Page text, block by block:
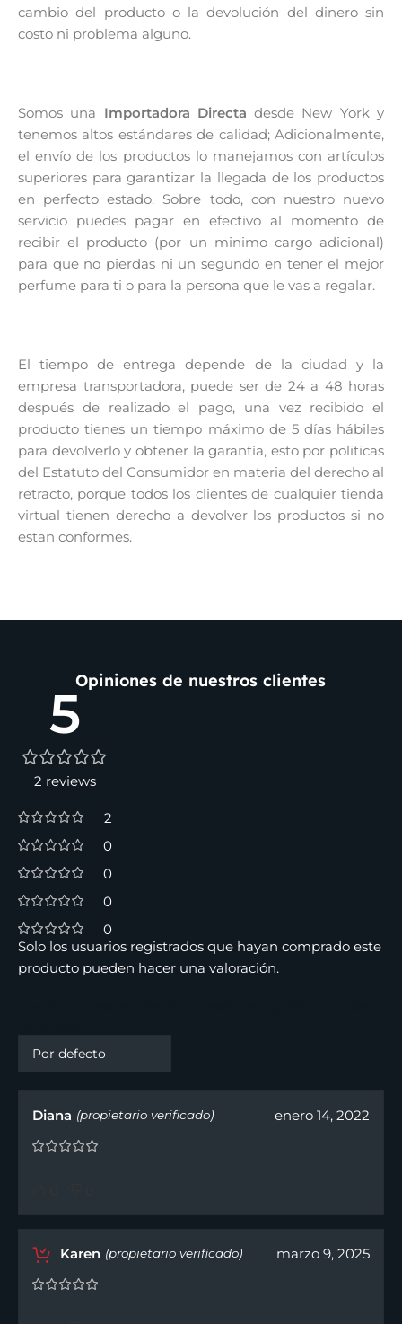
cambio del producto o la devolución del dinero sin
costo ni problema alguno.
Somos una Importadora Directa desde New York y
tenemos altos estándares de calidad; Adicionalmente,
el envío de los productos lo manejamos con artículos
superiores para garantizar la llegada de los productos
en perfecto estado. Sobre todo, con nuestro nuevo
servicio puedes pagar en efectivo al momento de
recibir el producto (por un minimo cargo adicional)
para que no pierdas ni un segundo en tener el mejor
perfume para ti o para la persona que le vas a regalar.
El tiempo de entrega depende de la ciudad y la
empresa transportadora, puede ser de 24 a 48 horas
después de realizado el pago, una vez recibido el
producto tienes un tiempo máximo de 5 días hábiles
para devolverlo y obtener la garantía, esto por politicas
del Estatuto del Consumidor en materia del derecho al
retracto, porque todos los clientes de cualquier tienda
virtual tienen derecho a devolver los productos si no
estan conformes.
Opiniones de nuestros clientes
5
2 reviews
2
0
0
0
0
Diana (propietario verificado) enero 14, 2022
Karen (propietario verificado) marzo 9, 2025
Solo los usuarios registrados que hayan comprado este
producto pueden hacer una valoración.